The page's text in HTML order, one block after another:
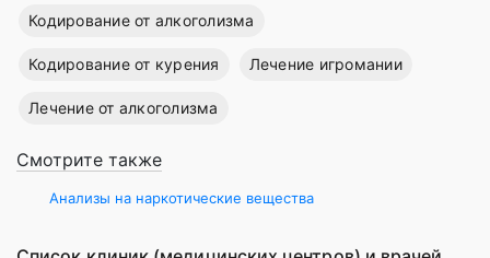
Кодирование от алкоголизма
Кодирование от курения Лечение игромании
Лечение от алкоголизма
Смотрите также
Анализы на наркотические вещества